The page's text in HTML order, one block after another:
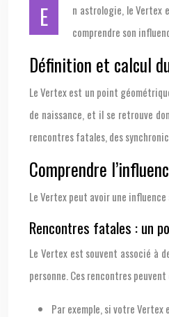
En astrologie, le Vertex est un point angulaire souvent méconnu. Ce point, souvent considéré comme un point de destin, peut influencer profondément votre existence. Plongez dans l’univers du Vertex pour comprendre son
Définition et calcul
Le Vertex est un point
de naissance, et il se retrouve
rencontres fatales, des
Comprendre
Le Vertex peut avoir une
Rencontres fatales : un
Le Vertex est souvent associé à
personne. Ces rencontres
Par exemple, si votre